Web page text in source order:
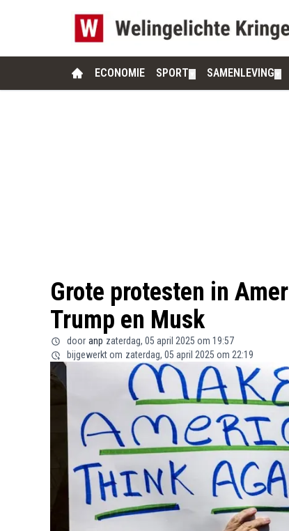
ECONOMIE SPORT SAMENLEVING
Grote protesten in
Trump en Musk
door anp zaterdag, 05 april 2025 om 19:57
bijgewerkt om zaterdag, 05 april 2025 om 22:19